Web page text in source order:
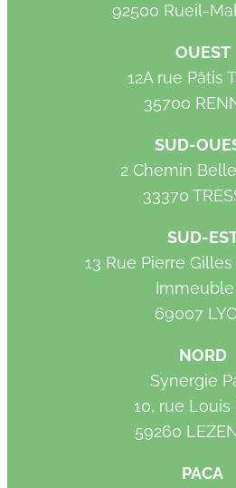
92500 Rueil-
OUEST
12A rue Pâtis
35700
SUD-
2 Chemin
33370
SUD-
13 Rue Pierre
Immeuble
69007
NORD
Synergie
10, rue
59260
PACA